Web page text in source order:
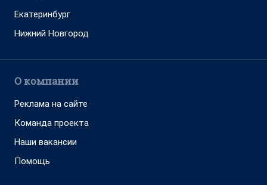
Екатеринбург
Нижний Новгород
О компании
Реклама на сайте
Команда проекта
Наши вакансии
Помощь